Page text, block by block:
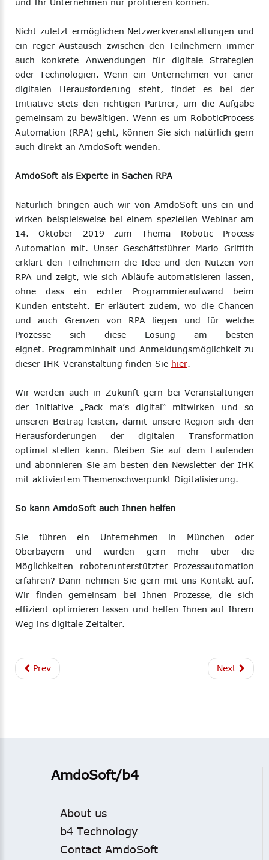
und Ihr Unternehmen nur profitieren können.
Nicht zuletzt ermöglichen Netzwerkveranstaltungen und
ein reger Austausch zwischen den Teilnehmern immer
auch konkrete Anwendungen für digitale Strategien
oder Technologien. Wenn ein Unternehmen vor einer
digitalen Herausforderung steht, findet es bei der
Initiative stets den richtigen Partner, um die Aufgabe
gemeinsam zu bewältigen. Wenn es um RoboticProcess
Automation (RPA) geht, können Sie sich natürlich gern
auch direkt an AmdoSoft wenden.
AmdoSoft als Experte in Sachen RPA
Natürlich bringen auch wir von AmdoSoft uns ein und
wirken beispielsweise bei einem speziellen Webinar am
14. Oktober 2019 zum Thema Robotic Process
Automation mit. Unser Geschäftsführer Mario Griffith
erklärt den Teilnehmern die Idee und den Nutzen von
RPA und zeigt, wie sich Abläufe automatisieren lassen,
ohne dass ein echter Programmieraufwand beim
Kunden entsteht. Er erläutert zudem, wo die Chancen
und auch Grenzen von RPA liegen und für welche
Prozesse sich diese Lösung am besten
eignet. Programminhalt und Anmeldungsmöglichkeit zu
dieser IHK-Veranstaltung finden Sie hier.
Wir werden auch in Zukunft gern bei Veranstaltungen
der Initiative „Pack ma’s digital“ mitwirken und so
unseren Beitrag leisten, damit unsere Region sich den
Herausforderungen der digitalen Transformation
optimal stellen kann. Bleiben Sie auf dem Laufenden
und abonnieren Sie am besten den Newsletter der IHK
mit aktiviertem Themenschwerpunkt Digitalisierung.
So kann AmdoSoft auch Ihnen helfen
Sie führen ein Unternehmen in München oder
Oberbayern und würden gern mehr über die
Möglichkeiten roboterunterstützter Prozessautomation
erfahren? Dann nehmen Sie gern mit uns Kontakt auf.
Wir finden gemeinsam bei Ihnen Prozesse, die sich
effizient optimieren lassen und helfen Ihnen auf Ihrem
Weg ins digitale Zeitalter.
Prev Next
AmdoSoft/b4
About us
b4 Technology
Contact AmdoSoft